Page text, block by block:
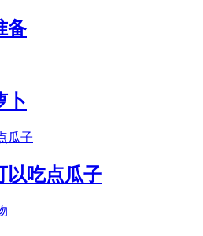
备
卜
以吃点瓜子